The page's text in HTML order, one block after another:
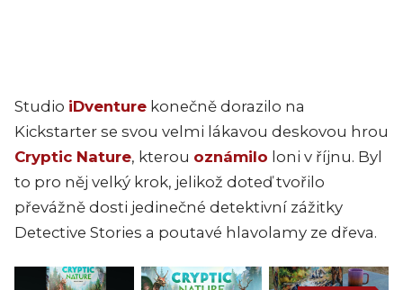
Studio iDventure konečně dorazilo na
Kickstarter se svou velmi lákavou deskovou hrou
Cryptic Nature, kterou oznámilo loni v říjnu. Byl
to pro něj velký krok, jelikož doteď tvořilo
převážně dosti jedinečné detektivní zážitky
Detective Stories a poutavé hlavolamy ze dřeva.